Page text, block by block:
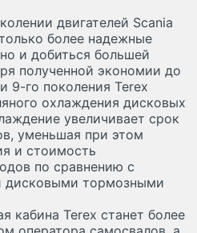
двигателей Scania
более надежные
и добиться большей
полученной экономии до
9-го поколения Terex
охлаждения дисковых
увеличивает срок
уменьшая при этом
и стоимость
по сравнению с
дисковыми тормозными
кабина Terex станет более